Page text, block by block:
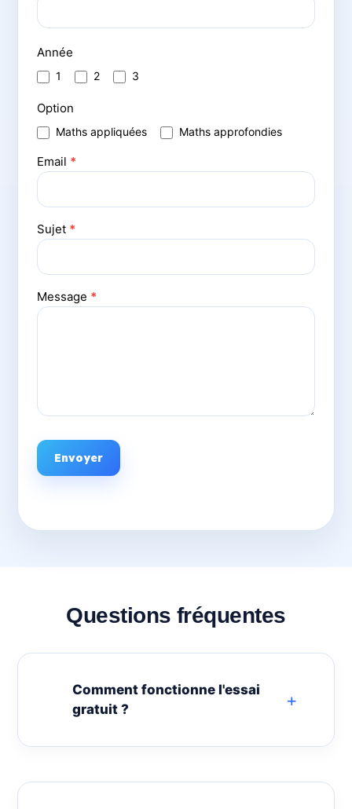
Année
1 2 3
Option
Maths appliquées Maths approfondies
Email *
Sujet *
Message *
Envoyer
Questions fréquentes
Comment fonctionne l'essai
gratuit ?